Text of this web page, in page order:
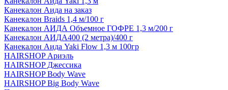
Канекалон Аида на заказ
Канекалон Braids 1,4 м/100 г
Канекалон АИДА Объемное ГОФРЕ 1,3 м/200 г
Канекалон АИДА400 (2 метра)/400 г
Канекалон Аида Yaki Flow 1,3 м 100гр
HAIRSHOP Ариэль
HAIRSHOP Джессика
HAIRSHOP Body Wave
HAIRSHOP Big Body Wave